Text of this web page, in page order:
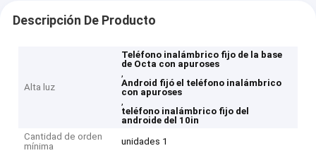
Descripción De Producto
Alta luz
Teléfono inalámbrico fijo de la base
de Octa con apuroses
,
Android fijó el teléfono inalámbrico
con apuroses
,
teléfono inalámbrico fijo del
androide del 10in
Cantidad de orden
mínima
unidades 1